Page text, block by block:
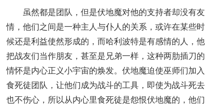
虽然都是团队，但是伏地魔对他的支持者却没有友
情，他们之间是一种主人与仆人的关系，或许在某些时
候还是利益使然形成的，而哈利波特是有感情的人，他
把战友们当作朋友，甚至是兄弟一样，这种两肋插刀的
情怀是内心正义小宇宙的焕发。伏地魔迫使巫师们加入
食死徒团队，让他们成为战斗的工具，即使为战斗死去
也不伤心，所以从内心里食死徒是怨恨伏地魔的，他们